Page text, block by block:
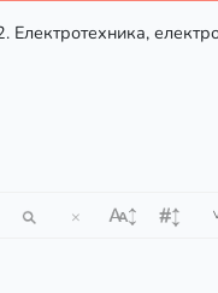
Електротехника,
×